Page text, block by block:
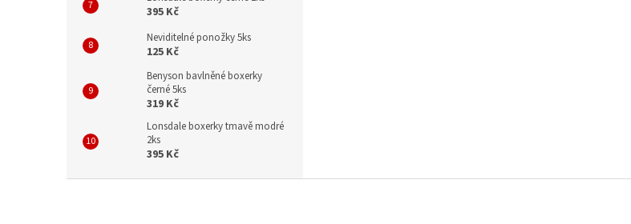
395 Kč
Neviditelné ponožky 5ks
125 Kč
Benyson bavlněné boxerky
černé 5ks
319 Kč
Lonsdale boxerky tmavě modré
2ks
395 Kč